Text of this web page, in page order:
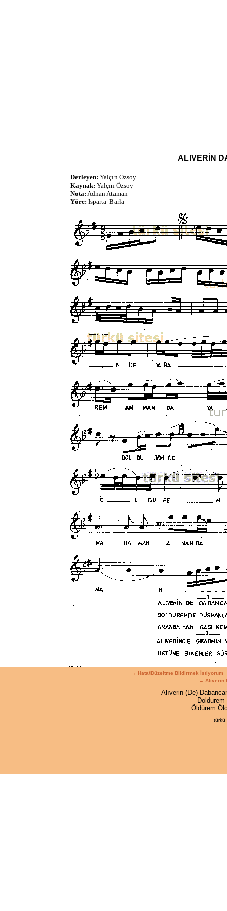
ALIVERİN
Derleyen: Yalçın Özsoy
Kaynak: Yalçın Özsoy
Nota: Adnan Ataman
Yöre: Isparta Barla
→ Hata/Düzeltme Bildirmek İstiyorum
→ Alıverin
Alıverin (De)
Öldürem
türkü